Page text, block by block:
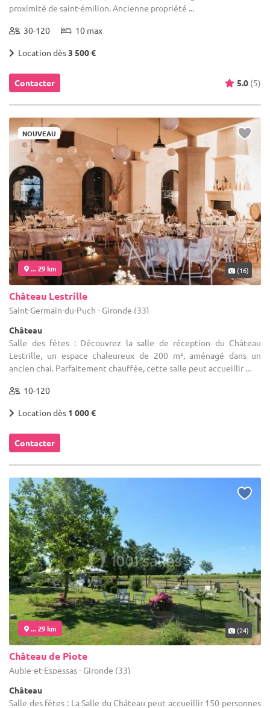
proximité de saint-émilion. Ancienne propriété ...
30-120 10 max
Location dès3 500 €
Contacter 5.0 (5)
NOUVEAU
... 29 km (16)
Château Lestrille
Saint-Germain-du-Puch - Gironde (33)
Château
Salle des fêtes : Découvrez la salle de réception du Château
Lestrille, un espace chaleureux de 200 m², aménagé dans un
ancien chai. Parfaitement chauffée, cette salle peut accueillir ...
10-120
Location dès 1 000 €
Contacter
... 29 km (24)
Château de Piote
Aubie-et-Espessas - Gironde (33)
Château
Salle des fêtes : La Salle du Château peut accueillir 150 personnes